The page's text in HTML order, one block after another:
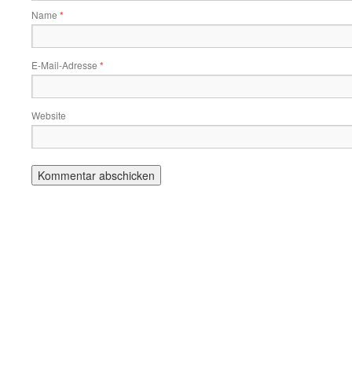
Name *
E-Mail-Adresse *
Website